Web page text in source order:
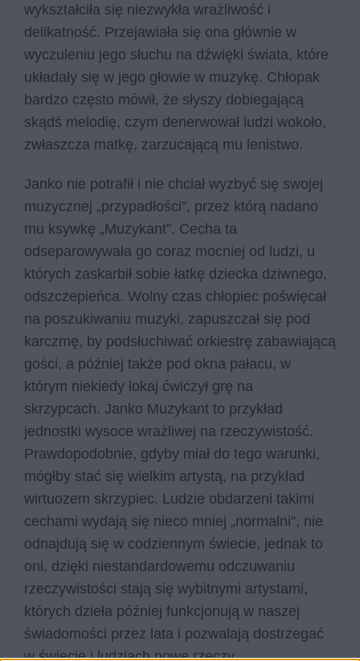
wykształciła się niezwykła wrażliwość i
delikatność. Przejawiała się ona głównie w
wyczuleniu jego słuchu na dźwięki świata, które
układały się w jego głowie w muzykę. Chłopak
bardzo często mówił, że słyszy dobiegającą
skądś melodię, czym denerwował ludzi wokoło,
zwłaszcza matkę, zarzucającą mu lenistwo.
Janko nie potrafił i nie chciał wyzbyć się swojej
muzycznej „przypadłości”, przez którą nadano
mu ksywkę „Muzykant”. Cecha ta
odseparowywała go coraz mocniej od ludzi, u
których zaskarbił sobie łatkę dziecka dziwnego,
odszczepieńca. Wolny czas chłopiec poświęcał
na poszukiwaniu muzyki, zapuszczał się pod
karczmę, by podsłuchiwać orkiestrę zabawiającą
gości, a później także pod okna pałacu, w
którym niekiedy lokaj ćwiczył grę na
skrzypcach. Janko Muzykant to przykład
jednostki wysoce wrażliwej na rzeczywistość.
Prawdopodobnie, gdyby miał do tego warunki,
mógłby stać się wielkim artystą, na przykład
wirtuozem skrzypiec. Ludzie obdarzeni takimi
cechami wydają się nieco mniej „normalni”, nie
odnajdują się w codziennym świecie, jednak to
oni, dzięki niestandardowemu odczuwaniu
rzeczywistości stają się wybitnymi artystami,
których dzieła później funkcjonują w naszej
świadomości przez lata i pozwalają dostrzegać
w świecie i ludziach nowe rzeczy.